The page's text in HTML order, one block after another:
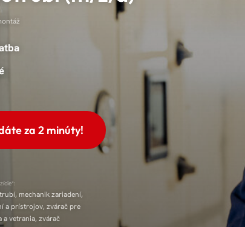
za 2 minúty!
mechanik zariadení,
a prístrojov, zvárač pre
vetrania, zvárač